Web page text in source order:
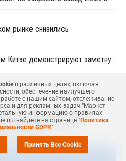
рынке снизились
Цены на бензол в Восточном Китае демонстрируют заметную тенденцию к росту
в июне закрыть
в США
в различных целях, включая
обеспечение наилучшего
с нашим сайтом, отслеживание
и для рекламных задач “Маркет
информацию о правилах
вы найдёте на странице "Политика
GDPR".
Принять Все Cookie